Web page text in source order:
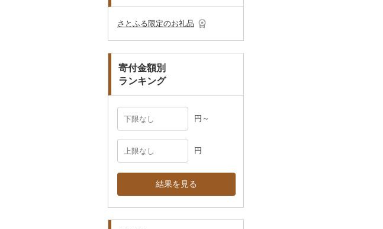
その他のゴルフプレー
その他食器
ペット用品
その他雑貨
その他アクセサリー
マフラー・手袋
さとふる限定のお礼品
寄付金額別
ランキング
円～
円
結果を見る